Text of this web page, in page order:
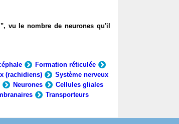
vu le nombre de neurones qu'il
Formation réticulée
(rachidiens)
Système nerveux
Neurones
Cellules gliales
Transporteurs